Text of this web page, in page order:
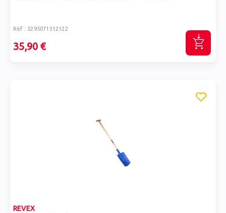
Réf : 3295071312122
35,90 €
REVEX